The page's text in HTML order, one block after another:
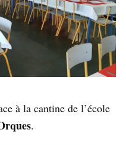
à la cantine de l’école
.